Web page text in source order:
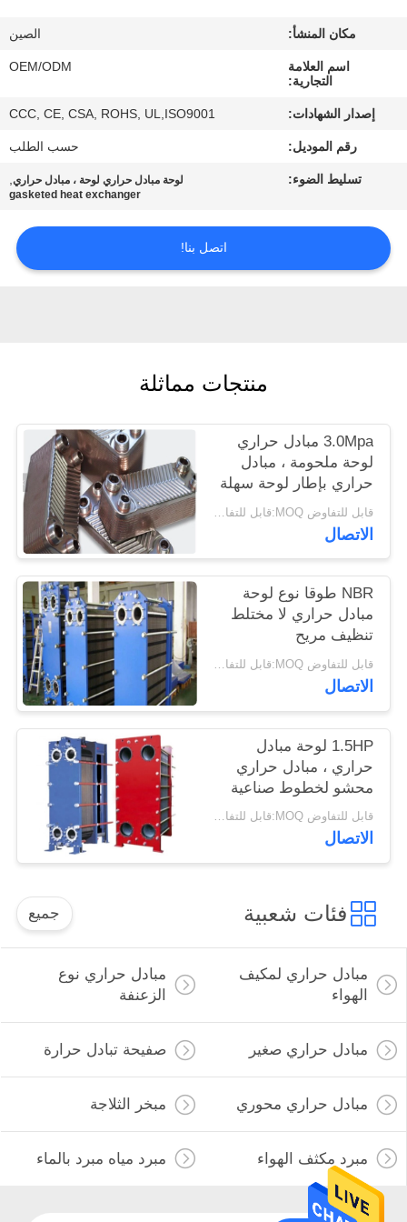
مراقبة
الجودة
أخبار
حالات
PRIVACY
POLICY
مكان المنشأ: الصين
اسم العلامة
التجارية:
OEM/ODM
إصدار الشهادات: CCC, CE, CSA, ROHS, UL,ISO9001
رقم الموديل: حسب الطلب
تسليط الضوء: لوحة مبادل حراري لوحة ، مبادل حراري,
gasketed heat exchanger
اتصل بنا!
منتجات مماثلة
3.0Mpa مبادل حراري
لوحة ملحومة ، مبادل
حراري بإطار لوحة سهلة
الصيانة
قابل للتفاوض MOQ:قابل للتفاوض
الاتصال
NBR طوقا نوع لوحة
مبادل حراري لا مختلط
تنظيف مريح
قابل للتفاوض MOQ:قابل للتفاوض
الاتصال
1.5HP لوحة مبادل
حراري ، مبادل حراري
محشو لخطوط صناعية
مختلفة
قابل للتفاوض MOQ:قابل للتفاوض
الاتصال
فئات شعبية جميع
مبادل حراري لمكيف
الهواء
مبادل حراري نوع
الزعنفة
مبادل حراري صغير صفيحة تبادل حرارة
مبادل حراري محوري مبخر الثلاجة
مبرد مكثف الهواء مبرد مياه مبرد بالماء